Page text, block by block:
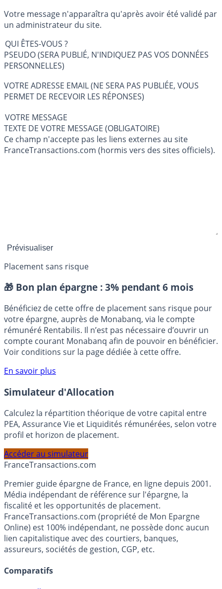
Votre message n'apparaîtra qu'après avoir été validé par
un administrateur du site.
QUI ÊTES-VOUS ?
PSEUDO (SERA PUBLIÉ, N'INDIQUEZ PAS VOS DONNÉES
PERSONNELLES)
VOTRE ADRESSE EMAIL (NE SERA PAS PUBLIÉE, VOUS
PERMET DE RECEVOIR LES RÉPONSES)
VOTRE MESSAGE
TEXTE DE VOTRE MESSAGE (OBLIGATOIRE)
Ce champ n'accepte pas les liens externes au site
FranceTransactions.com (hormis vers des sites officiels).
Placement sans risque
🎁 Bon plan épargne : 3% pendant 6 mois
Bénéficiez de cette offre de placement sans risque pour
votre épargne, auprès de Monabanq, via le compte
rémunéré Rentabilis. Il n’est pas nécessaire d’ouvrir un
compte courant Monabanq afin de pouvoir en bénéficier.
Voir conditions sur la page dédiée à cette offre.
En savoir plus
Simulateur d'Allocation
Calculez la répartition théorique de votre capital entre
PEA, Assurance Vie et Liquidités rémunérées, selon votre
profil et horizon de placement.
Accéder au simulateur
FranceTransactions.com
Premier guide épargne de France, en ligne depuis 2001.
Média indépendant de référence sur l'épargne, la
fiscalité et les opportunités de placement.
FranceTransactions.com (propriété de Mon Epargne
Online) est 100% indépendant, ne possède donc aucun
lien capitalistique avec des courtiers, banques,